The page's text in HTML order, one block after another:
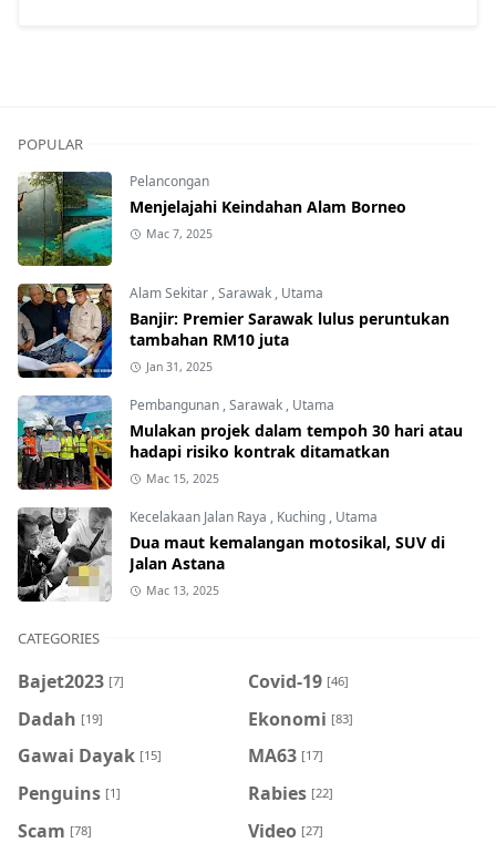
POPULAR
Pelancongan
Menjelajahi Keindahan Alam Borneo
Mac 7, 2025
Alam Sekitar ,Sarawak , Utama
Banjir: Premier Sarawak lulus peruntukan
tambahan RM10 juta
Jan 31, 2025
Pembangunan ,Sarawak , Utama
Mulakan projek dalam tempoh 30 hari atau
hadapi risiko kontrak ditamatkan
Mac 15, 2025
Kecelakaan Jalan Raya , Kuching , Utama
Dua maut kemalangan motosikal, SUV di
Jalan Astana
Mac 13, 2025
CATEGORIES
Bajet2023 [7] Covid-19 [46]
Dadah [19] Ekonomi [83]
Gawai Dayak [15] MA63 [17]
Penguins [1] Rabies [22]
Scam [78] Video [27]